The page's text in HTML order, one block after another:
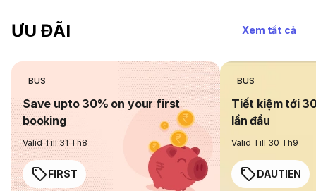
ƯU ĐÃI Xem tất cả
BUS
Save upto 30% on your first
booking
Valid Till 31 Th8
FIRST
BUS
Tiết kiệm tới
lần đầu
Valid Till 30 Th9
DAUTIEN